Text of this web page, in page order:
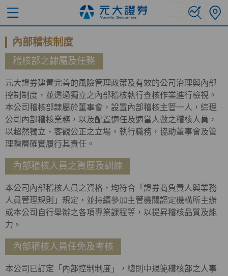
內部稽核制度
稽核部之隸屬及任務
元大證券建置完善的風險管理政策及有效的公司治理與內部
控制制度，並透過獨立之內部稽核執行查核作業進行檢視。
本公司稽核部隸屬於董事會，設置內部稽核主管一人，綜理
公司內部稽核業務，以及配置適任及適當人數之稽核人員，
以超然獨立、客觀公正之立場，執行職務，協助董事會及管
理階層確實履行其責任。
內部稽核人員之資歷及訓練
本公司內部稽核人員之資格，均符合「證券商負責人與業務
人員管理規則」規定，並持續參加主管機關認定機構所主辦
或本公司自行舉辦之各項專業課程等，以提昇稽核品質及能
力。
內部稽核人員任免及考核
本公司已訂定「內部控制制度」，總則中規範稽核部之人事